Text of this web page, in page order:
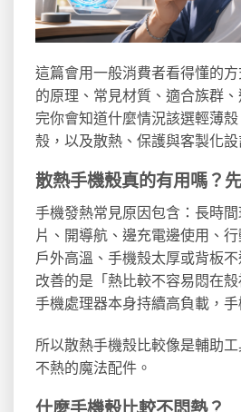
這篇會用一般消費者看得懂的
的原理、常見材質、適合族群
完你會知道什麼情況該選輕薄
殼，以及散熱、保護與客製化設
散熱手機殼真的有用嗎？
手機發熱常見原因包含：長時
片、開導航、邊充電邊使用、
戶外高溫、手機殼太厚或背板
改善的是「熱比較不容易悶在
手機處理器本身持續高負載，手
所以散熱手機殼比較像是輔助
不熱的魔法配件。